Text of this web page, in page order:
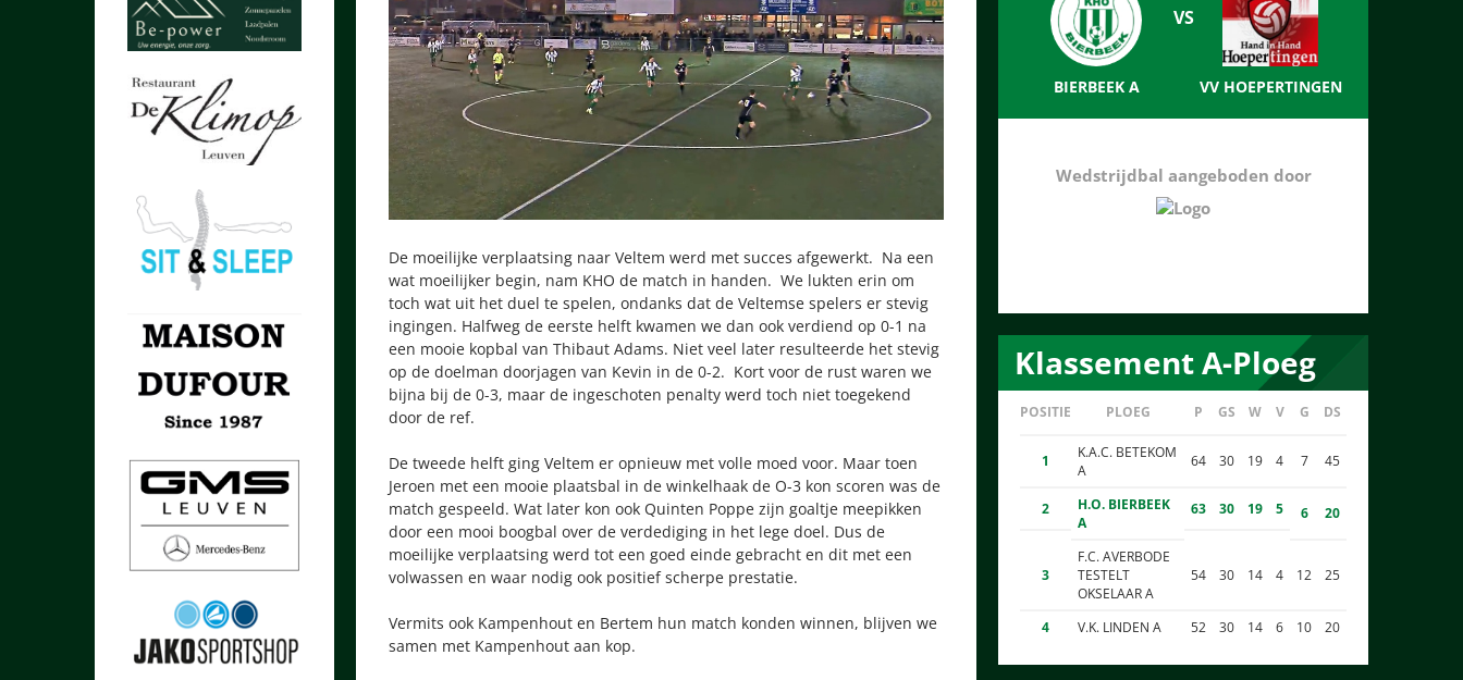
De moeilijke verplaatsing naar Veltem werd met succes afgewerkt. Na een
wat moeilijker begin, nam KHO de match in handen. We lukten erin om
toch wat uit het duel te spelen, ondanks dat de Veltemse spelers er stevig
ingingen. Halfweg de eerste helft kwamen we dan ook verdiend op 0-1 na
een mooie kopbal van Thibaut Adams. Niet veel later resulteerde het stevig
op de doelman doorjagen van Kevin in de 0-2. Kort voor de rust waren we
bijna bij de 0-3, maar de ingeschoten penalty werd toch niet toegekend
door de ref.
De tweede helft ging Veltem er opnieuw met volle moed voor. Maar toen
Jeroen met een mooie plaatsbal in de winkelhaak de O-3 kon scoren was de
match gespeeld. Wat later kon ook Quinten Poppe zijn goaltje meepikken
door een mooi boogbal over de verdediging in het lege doel. Dus de
moeilijke verplaatsing werd tot een goed einde gebracht en dit met een
volwassen en waar nodig ook positief scherpe prestatie.
Vermits ook Kampenhout en Bertem hun match konden winnen, blijven we
samen met Kampenhout aan kop.
BIERBEEK A VV HOEPERTINGEN
Wedstrijdbal aangeboden door
Klassement A-Ploeg
POSITIE PLOEG P GS W V G DS
1
K.A.C. BETEKOM
A
64 30 19 4 7 45
2
H.O. BIERBEEK
A
63 30 19 5 6 20
3
F.C. AVERBODE
TESTELT
OKSELAAR A
54 30 14 4 12 25
4 V.K. LINDEN A 52 30 14 6 10 20